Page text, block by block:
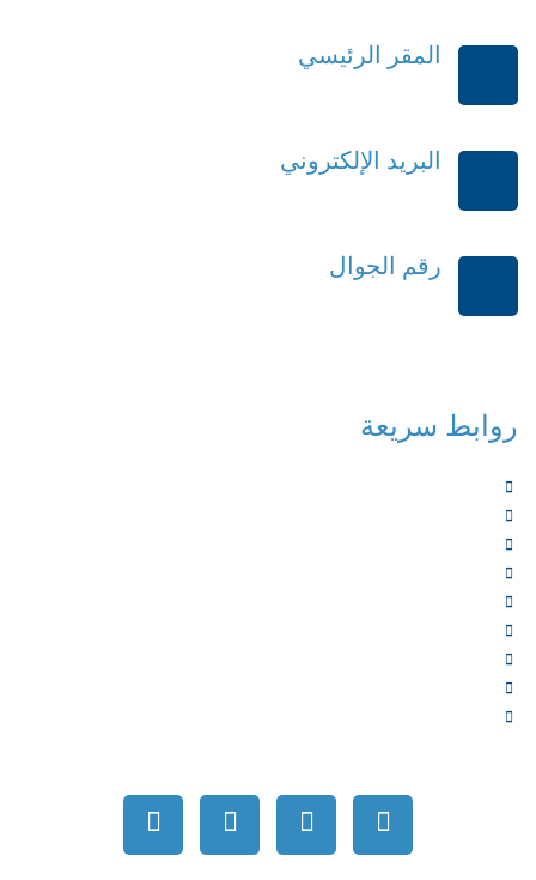
المقر الرئيسي
البريد الإلكتروني
رقم الجوال
روابط سريعة